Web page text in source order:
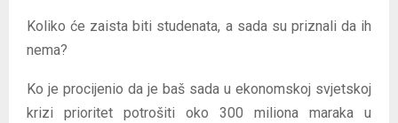
Koliko će zaista biti studenata, a sada su priznali da ih
nema?
Ko je procijenio da je baš sada u ekonomskoj svjetskoj
krizi prioritet potrošiti oko 300 miliona maraka u